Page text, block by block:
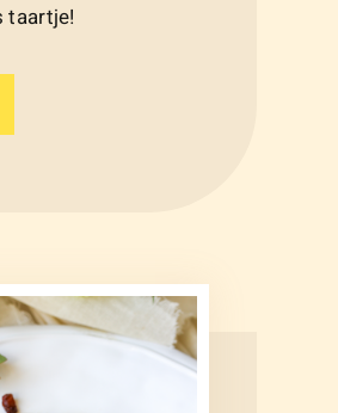
taartje!